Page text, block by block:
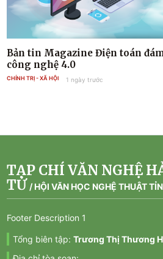
Bản tin Magazine Điện toán
công nghệ 4.0
CHÍNH TRỊ - XÃ HỘI 1 ngày trước
TẠP CHÍ VĂN NGHỆ
TỬ /HỘI VĂN HỌC NGHỆ THUẬT
Footer Description 1
Tổng biên tập: Trương Thị Thương